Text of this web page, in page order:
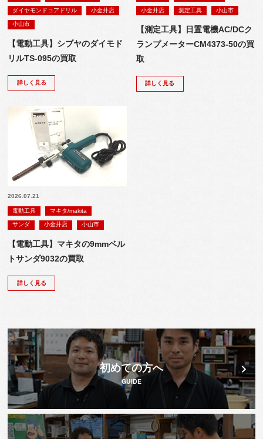
ダイヤモンドコアドリル 小金井店
小山市
【電動工具】シブヤのダイモド
リルTS-095の買取
詳しく見る
小金井店 測定工具 小山市
【測定工具】日置電機AC/DCク
ランプメーターCM4373-50の買
取
詳しく見る
2026.07.21
電動工具 マキタ/makita
サンダ 小金井店 小山市
【電動工具】マキタの9mmベル
トサンダ9032の買取
詳しく見る
初めての方へ
GUIDE